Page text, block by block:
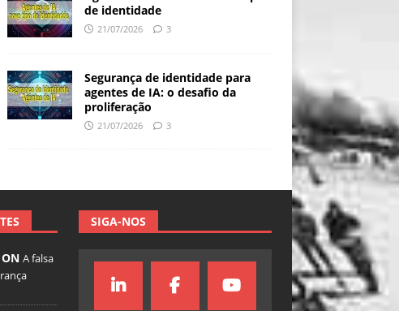
de identidade
21/07/2026 3
Segurança de identidade para
agentes de IA: o desafio da
proliferação
21/07/2026 3
A falsa
SIGA-NOS